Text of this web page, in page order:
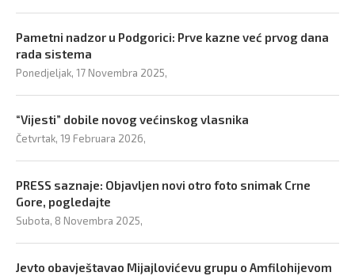
Pametni nadzor u Podgorici: Prve kazne već prvog dana
rada sistema
Ponedjeljak, 17 Novembra 2025,
“Vijesti” dobile novog većinskog vlasnika
Četvrtak, 19 Februara 2026,
PRESS saznaje: Objavljen novi otro foto snimak Crne
Gore, pogledajte
Subota, 8 Novembra 2025,
Jevto obavještavao Mijajlovićevu grupu o Amfilohijevom